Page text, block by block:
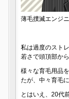
薄毛撲滅エンジ
私は過度のスト
若さで頭頂部か
様々な育毛用品
たが、中々育毛
とはいえ、20代